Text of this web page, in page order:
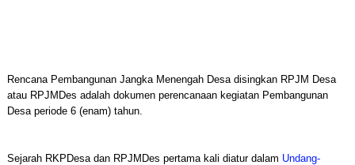
Rencana Pembangunan Jangka Menengah Desa disingkan RPJM Desa
atau RPJMDes adalah dokumen perencanaan kegiatan Pembangunan
Desa periode 6 (enam) tahun.
Sejarah RKPDesa dan RPJMDes pertama kali diatur dalam Undang-